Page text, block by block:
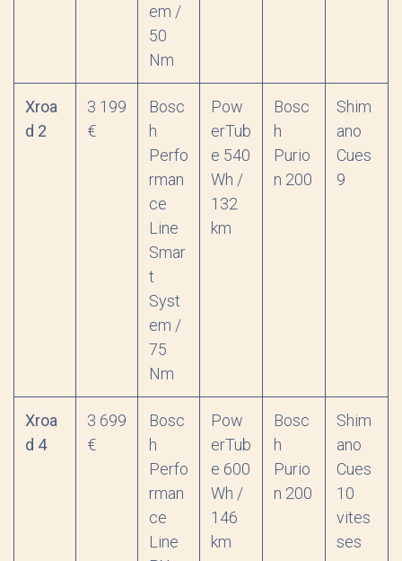
em /
50
Nm
Xroa
d 2
3 199
€
Bosc
h
Perfo
rman
ce
Line
Smar
t
Syst
em /
75
Nm
Pow
erTub
e 540
Wh /
132
km
Bosc
h
Purio
n 200
Shim
ano
Cues
9
Xroa
d 4
3 699
€
Bosc
h
Perfo
rman
ce
Line
Pow
erTub
e 600
Wh /
146
km
Bosc
h
Purio
n 200
Shim
ano
Cues
10
vites
ses